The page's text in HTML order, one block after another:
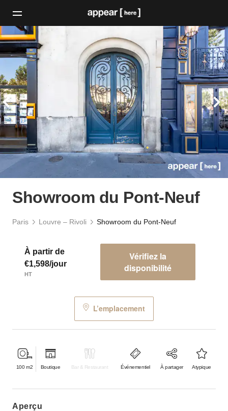
Showroom du Pont-Neuf
Paris Louvre – Rivoli Showroom du Pont-Neuf
À partir de
€1,598/jour
HT
Vérifiez la
disponibilité
L’emplacement
100 m2 Boutique Bar & Restaurant Événementiel À partager Atypique
aperçu